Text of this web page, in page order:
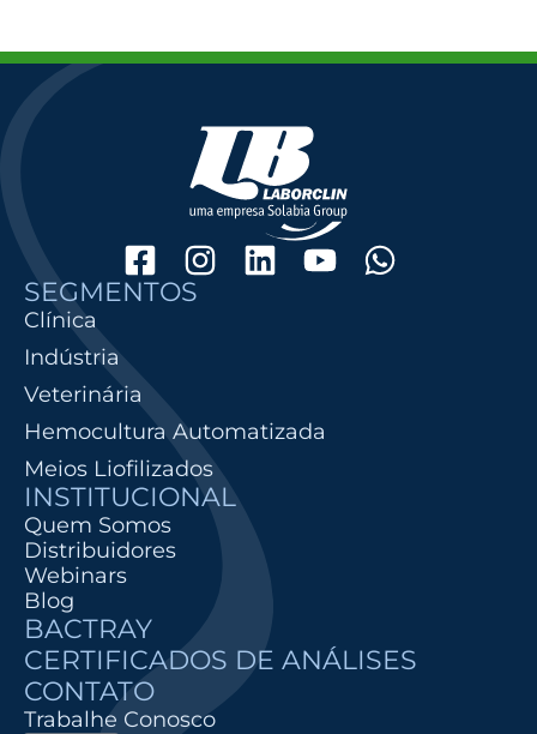
SEGMENTOS
Clínica
Indústria
Veterinária
Hemocultura Automatizada
Meios Liofilizados
INSTITUCIONAL
Quem Somos
Distribuidores
Webinars
Blog
BACTRAY
CERTIFICADOS DE ANÁLISES
CONTATO
Trabalhe Conosco